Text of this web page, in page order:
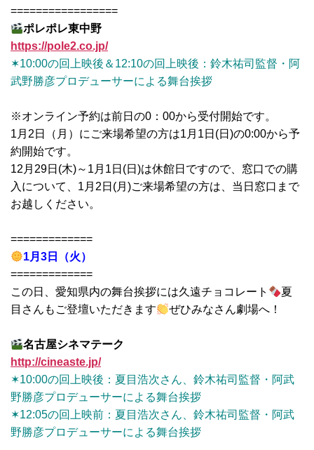
=================
ポレポレ東中野
https://pole2.co.jp/
✶10:00の回上映後＆12:10の回上映後：鈴木祐司監督・阿
武野勝彦プロデューサーによる舞台挨拶
※オンライン予約は前日の0：00から受付開始です。
1月2日（月）にご来場希望の方は1月1日(日)の0:00から予
約開始です。
12月29日(木)～1月1日(日)は休館日ですので、 窓口での購
入について、1月2日(月)ご来場希望の方は、当日窓口まで
お越しください。
=============
1月3日（火）
=============
この日、愛知県内の舞台挨拶には久遠チョコレート
夏
目さんもご登壇いただきます
ぜひみなさん劇場へ！
名古屋シネマテーク
http://cineaste.jp/
✶10:00の回上映後：夏目浩次さん、鈴木祐司監督・阿武
野勝彦プロデューサーによる舞台挨拶
✶12:05の回上映前：夏目浩次さん、鈴木祐司監督・阿武
野勝彦プロデューサーによる舞台挨拶